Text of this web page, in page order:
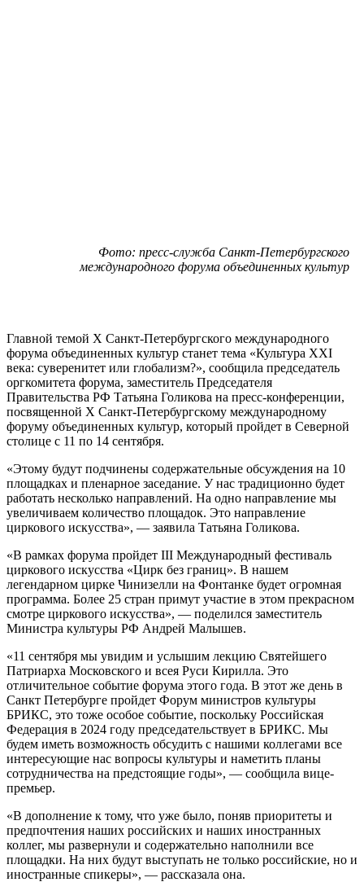
Фото: пресс-служба Санкт-Петербургского
международного форума объединенных культур
Главной темой X Санкт-Петербургского международного
форума объединенных культур станет тема «Культура XXI
века: суверенитет или глобализм?», сообщила председатель
оргкомитета форума, заместитель Председателя
Правительства РФ Татьяна Голикова на пресс-конференции,
посвященной X Санкт-Петербургскому международному
форуму объединенных культур, который пройдет в Северной
столице с 11 по 14 сентября.
«Этому будут подчинены содержательные обсуждения на 10
площадках и пленарное заседание. У нас традиционно будет
работать несколько направлений. На одно направление мы
увеличиваем количество площадок. Это направление
циркового искусства», — заявила Татьяна Голикова.
«В рамках форума пройдет III Международный фестиваль
циркового искусства «Цирк без границ». В нашем
легендарном цирке Чинизелли на Фонтанке будет огромная
программа. Более 25 стран примут участие в этом прекрасном
смотре циркового искусства», — поделился заместитель
Министра культуры РФ Андрей Малышев.
«11 сентября мы увидим и услышим лекцию Святейшего
Патриарха Московского и всея Руси Кирилла. Это
отличительное событие форума этого года. В этот же день в
Санкт Петербурге пройдет Форум министров культуры
БРИКС, это тоже особое событие, поскольку Российская
Федерация в 2024 году председательствует в БРИКС. Мы
будем иметь возможность обсудить с нашими коллегами все
интересующие нас вопросы культуры и наметить планы
сотрудничества на предстоящие годы», — сообщила вице-
премьер.
«В дополнение к тому, что уже было, поняв приоритеты и
предпочтения наших российских и наших иностранных
коллег, мы развернули и содержательно наполнили все
площадки. На них будут выступать не только российские, но и
иностранные спикеры», — рассказала она.